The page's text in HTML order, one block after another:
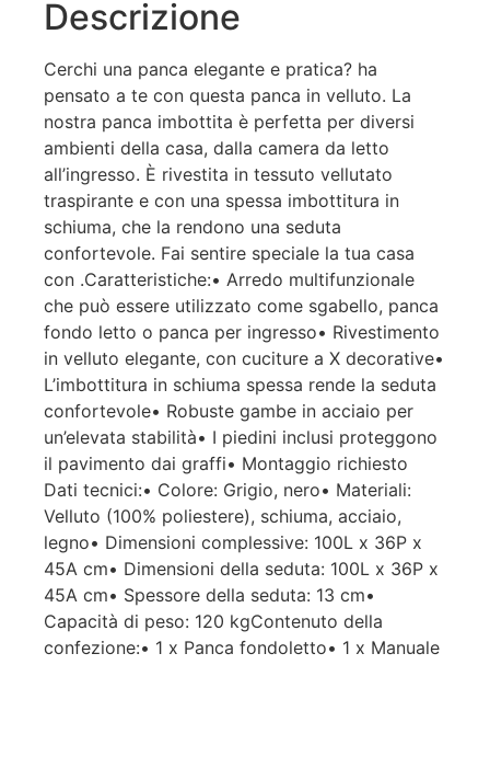
Descrizione
Cerchi una panca elegante e pratica? ha
pensato a te con questa panca in velluto. La
nostra panca imbottita è perfetta per diversi
ambienti della casa, dalla camera da letto
all’ingresso. È rivestita in tessuto vellutato
traspirante e con una spessa imbottitura in
schiuma, che la rendono una seduta
confortevole. Fai sentire speciale la tua casa
con .Caratteristiche:• Arredo multifunzionale
che può essere utilizzato come sgabello, panca
fondo letto o panca per ingresso• Rivestimento
in velluto elegante, con cuciture a X decorative•
L’imbottitura in schiuma spessa rende la seduta
confortevole• Robuste gambe in acciaio per
un’elevata stabilità• I piedini inclusi proteggono
il pavimento dai graffi• Montaggio richiesto
Dati tecnici:• Colore: Grigio, nero• Materiali:
Velluto (100% poliestere), schiuma, acciaio,
legno• Dimensioni complessive: 100L x 36P x
45A cm• Dimensioni della seduta: 100L x 36P x
45A cm• Spessore della seduta: 13 cm•
Capacità di peso: 120 kgContenuto della
confezione:• 1 x Panca fondoletto• 1 x Manuale